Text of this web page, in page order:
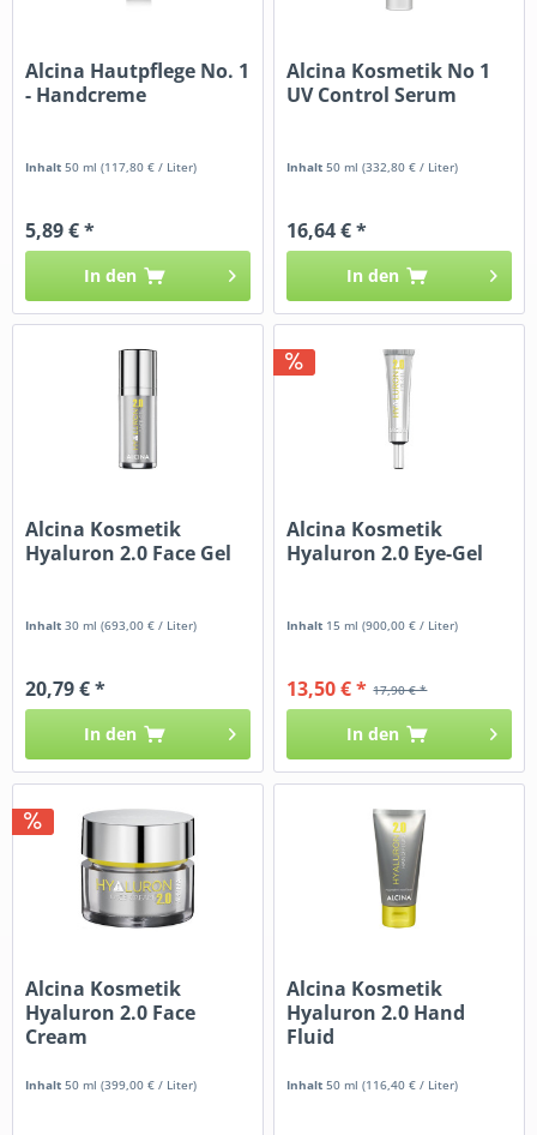
Alcina Hautpflege No. 1
- Handcreme
Inhalt50 ml(117,80 € / Liter)
5,89 € *
In den
Alcina Kosmetik No 1
UV Control Serum
Inhalt50 ml(332,80 € / Liter)
16,64 € *
In den
Alcina Kosmetik
Hyaluron 2.0 Face Gel
Inhalt30 ml(693,00 € / Liter)
20,79 € *
In den
Alcina Kosmetik
Hyaluron 2.0 Eye-Gel
Inhalt 15 ml(900,00 € / Liter)
17,90 € *
13,50 € *
In den
Alcina Kosmetik
Hyaluron 2.0 Face
Cream
Inhalt50 ml(399,00 € / Liter)
Alcina Kosmetik
Hyaluron 2.0 Hand
Fluid
Inhalt50 ml(116,40 € / Liter)